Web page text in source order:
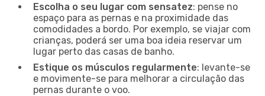
Escolha o seu lugar com sensatez: pense no
espaço para as pernas e na proximidade das
comodidades a bordo. Por exemplo, se viajar com
crianças, poderá ser uma boa ideia reservar um
lugar perto das casas de banho.
Estique os músculos regularmente: levante-se
e movimente-se para melhorar a circulação das
pernas durante o voo.